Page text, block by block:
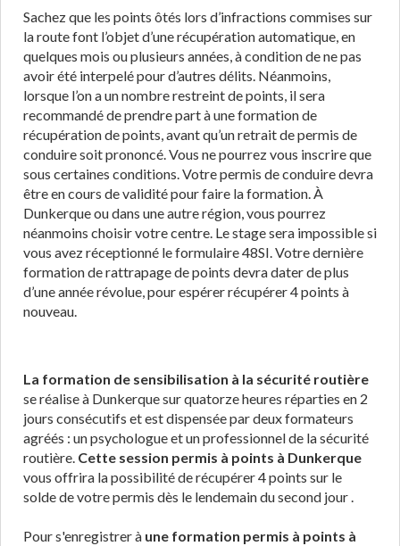
Sachez que les points ôtés lors d’infractions commises sur
la route font l’objet d’une récupération automatique, en
quelques mois ou plusieurs années, à condition de ne pas
avoir été interpelé pour d’autres délits. Néanmoins,
lorsque l’on a un nombre restreint de points, il sera
recommandé de prendre part à une formation de
récupération de points, avant qu’un retrait de permis de
conduire soit prononcé. Vous ne pourrez vous inscrire que
sous certaines conditions. Votre permis de conduire devra
être en cours de validité pour faire la formation. À
Dunkerque ou dans une autre région, vous pourrez
néanmoins choisir votre centre. Le stage sera impossible si
vous avez réceptionné le formulaire 48SI. Votre dernière
formation de rattrapage de points devra dater de plus
d’une année révolue, pour espérer récupérer 4 points à
nouveau.
La formation de sensibilisation à la sécurité routière
se réalise à Dunkerque sur quatorze heures réparties en 2
jours consécutifs et est dispensée par deux formateurs
agréés : un psychologue et un professionnel de la sécurité
routière. Cette session permis à points à Dunkerque
vous offrira la possibilité de récupérer 4 points sur le
solde de votre permis dès le lendemain du second jour .
Pour s'enregistrer à une formation permis à points à